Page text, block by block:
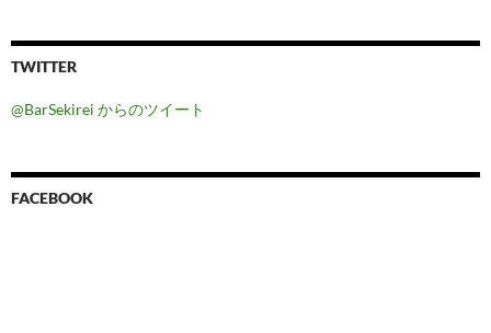
TWITTER
@BarSekirei からのツイート
FACEBOOK